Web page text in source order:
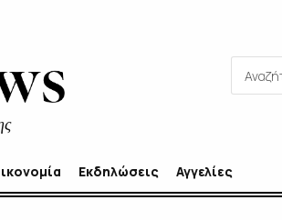
Εκδηλώσεις Αγγελίες